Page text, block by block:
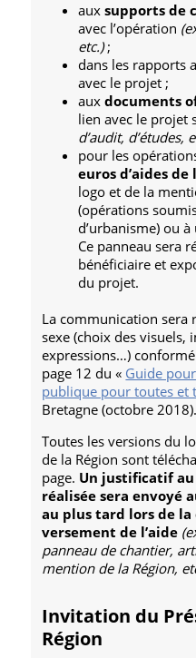
auxsupports de
avec l’opération
etc.);
dans les rapports
avec le projet ;
auxdocuments
lien avec le projet
d’audit, d’études,
pour les
euros d’aides de
logo et de la
(opérations
d’urbanisme) ou
Ce panneau sera
bénéficiaire et
du projet.
La communication sera
sexe (choix des visuels,
expressions…)
page 12 du « Guide
publique pour toutes et
Bretagne (octobre 2018).
Toutes les versions du
de la Région sont
page. Un justificatif
réalisée sera envoyé
au plus tard lors de
versement de l’aide
panneau de chantier,
mention de la Région,
Invitation du
Région